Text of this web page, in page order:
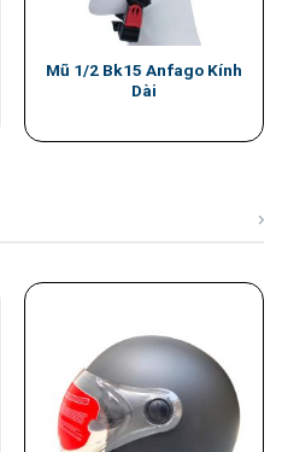
Mũ 1/2 Bk15 Anfago Kính
Dài